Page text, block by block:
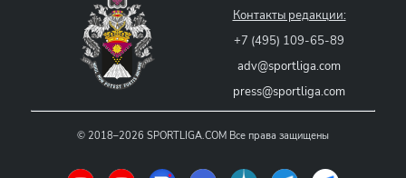
Контакты редакции:
+7 (495) 109-65-89
adv@sportliga.com
press@sportliga.com
© 2018–2026 SPORTLIGA.COM Все права защищены